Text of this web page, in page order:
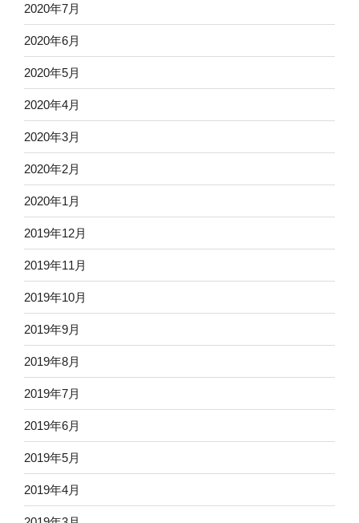
2020年7月
2020年6月
2020年5月
2020年4月
2020年3月
2020年2月
2020年1月
2019年12月
2019年11月
2019年10月
2019年9月
2019年8月
2019年7月
2019年6月
2019年5月
2019年4月